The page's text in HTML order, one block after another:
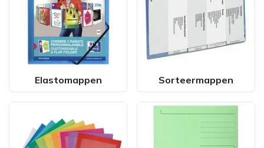
Elastomappen Sorteermappen